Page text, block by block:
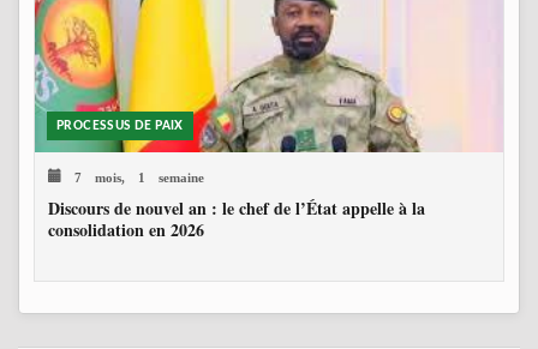
PROCESSUS DE PAIX
7 mois, 1 semaine
Discours de nouvel an : le chef de l’État appelle à la
consolidation en 2026